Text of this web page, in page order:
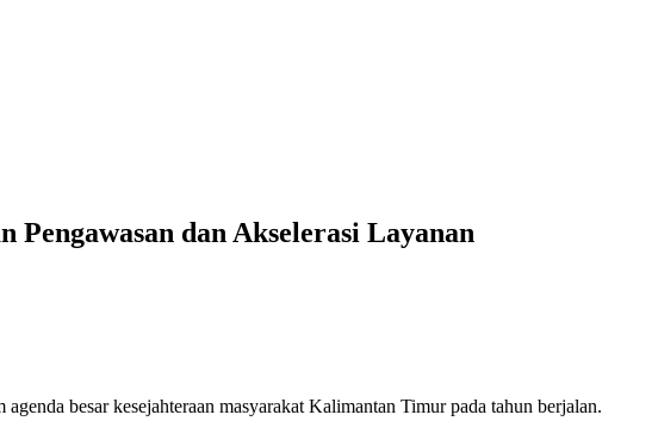
dan Akselerasi Layanan
besar kesejahteraan masyarakat Kalimantan Timur pada tahun berjalan.